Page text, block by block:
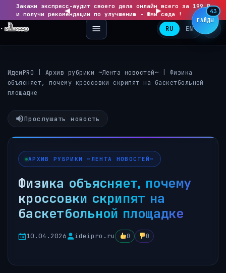
◀
Закажи экспресс-аудит своего дела онлайн всего за 199 ₽
и получи рекомендации по улучшению - Жми сюда !
▶
RU EN
ИдеиPRO Архив рубрики ~Лента новостей~
Физика
объясняет, почему кроссовки скрипят на баскетбольной
площадке
Прослушать новость
АРХИВ РУБРИКИ ~ЛЕНТА НОВОСТЕЙ~
Физика объясняет, почему
кроссовки скрипят на
баскетбольной площадке
10.04.2026 ideipro.ru 0 0
ГАЙДЫ
43